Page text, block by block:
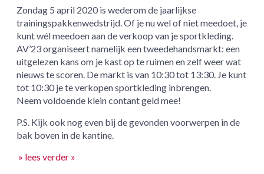
Zondag 5 april 2020 is wederom de jaarlijkse
trainingspakkenwedstrijd. Of je nu wel of niet meedoet, je
kunt wél meedoen aan de verkoop van je sportkleding.
AV’23 organiseert namelijk een tweedehandsmarkt: een
uitgelezen kans om je kast op te ruimen en zelf weer wat
nieuws te scoren. De markt is van 10:30 tot 13:30. Je kunt
tot 10:30 je te verkopen sportkleding inbrengen.
Neem voldoende klein contant geld mee!
P.S. Kijk ook nog even bij de gevonden voorwerpen in de
bak boven in de kantine.
» lees verder »